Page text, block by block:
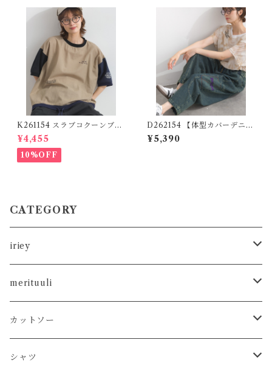
K261154 スラブコクーンブラ
ウス / Slub Cocoon Blouse
¥4,455
10%OFF
D262154 【体型カバーデニム
シリーズ】 ポケット刺繍デニ
ムパンツ / Pocket Embroide
¥5,390
CATEGORY
iriey
カットソー
タンクトップ
Tシャツ
シャツ
シャツ
ニット
merituuli
カットソー
カーディガン
シャツ
カットソー
タンクトップ
シャツ